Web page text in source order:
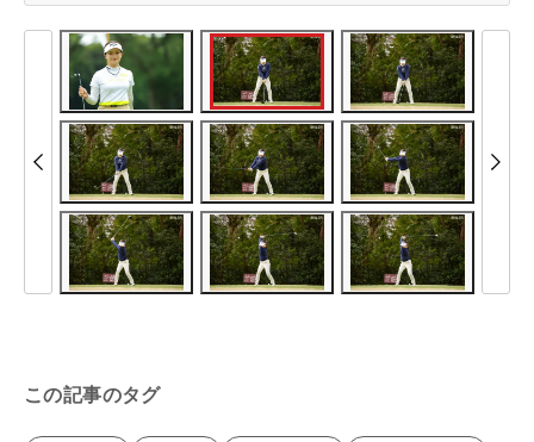
この記事のタグ